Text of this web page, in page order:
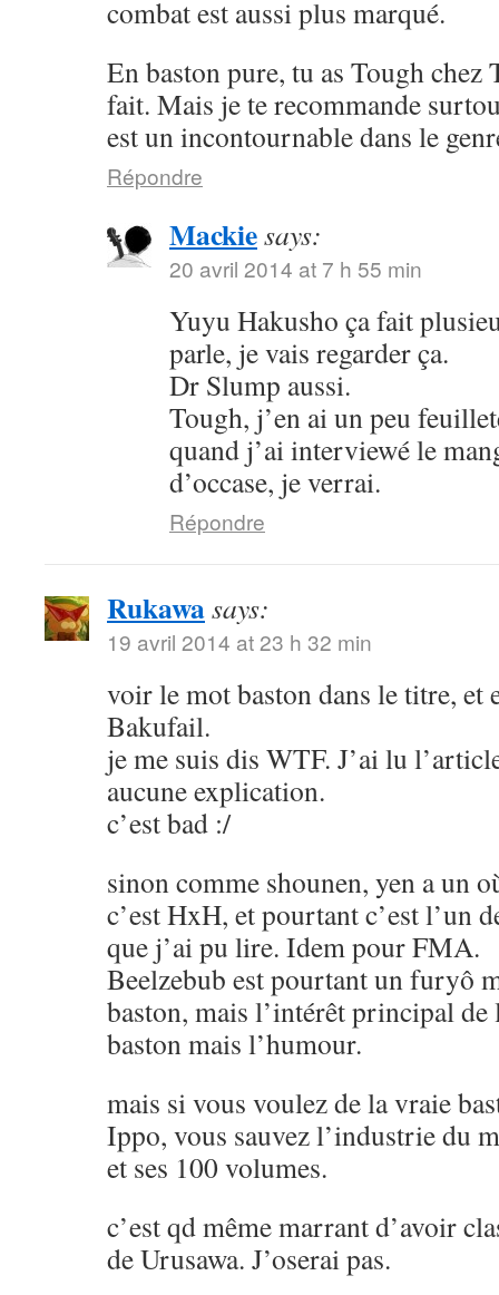
combat est aussi plus marqué.
En baston pure, tu as Tough chez
fait. Mais je te recommande
est un incontournable dans le
Répondre
Mackiesays:
20 avril 2014 at 7 h 55 min
Yuyu Hakusho ça fait
parle, je vais regarder ça.
Dr Slump aussi.
Tough, j’en ai un peu
quand j’ai interviewé le
d’occase, je verrai.
Répondre
Rukawasays:
19 avril 2014 at 23 h 32 min
voir le mot baston dans le titre, et
Bakufail.
je me suis dis WTF. J’ai lu
aucune explication.
c’est bad :/
sinon comme shounen, yen a un
c’est HxH, et pourtant c’est l’un
que j’ai pu lire. Idem pour FMA.
Beelzebub est pourtant un furyô
baston, mais l’intérêt principal de
baston mais l’humour.
mais si vous voulez de la vraie
Ippo, vous sauvez l’industrie du
et ses 100 volumes.
c’est qd même marrant d’avoir
de Urusawa. J’oserai pas.